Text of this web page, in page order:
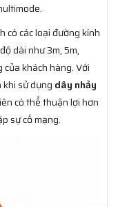
có các loại đường kính
dài như 3m, 5m,
của khách hàng. Với
sử dụng dây nhảy
có thể thuận lợi hơn
sự cố mạng.